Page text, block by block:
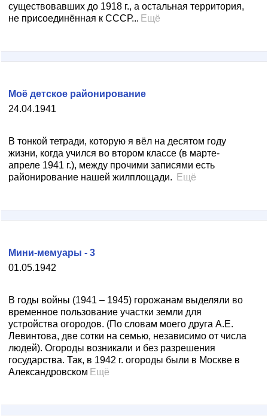
существовавших до 1918 г., а остальная территория,
не присоединённая к СССР... Ещё
24.04.1941
Моё детское районирование
В тонкой тетради, которую я вёл на десятом году
жизни, когда учился во втором классе (в марте-
апреле 1941 г.), между прочими записями есть
районирование нашей жилплощади.
Ещё
01.05.1942
Мини-мемуары - 3
В годы войны (1941 – 1945) горожанам выделяли во
временное пользование участки земли для
устройства огородов. (По словам моего друга А.Е.
Левинтова, две сотки на семью, независимо от числа
людей). Огороды возникали и без разрешения
государства. Так, в 1942 г. огороды были в Москве в
Александровском Ещё